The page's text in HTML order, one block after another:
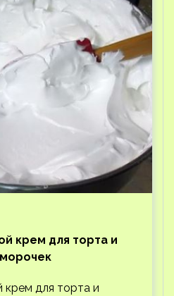
крем для торта и
крем для торта и